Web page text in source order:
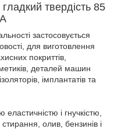
твердість 85
застосовується
для виготовлення
покриттів,
деталей машин
імплантатів та
і гнучкістю,
олив, бензинів і